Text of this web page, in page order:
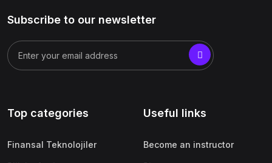
Subscribe to our newsletter
Top categories
Finansal Teknolojiler
Useful links
Become an instructor